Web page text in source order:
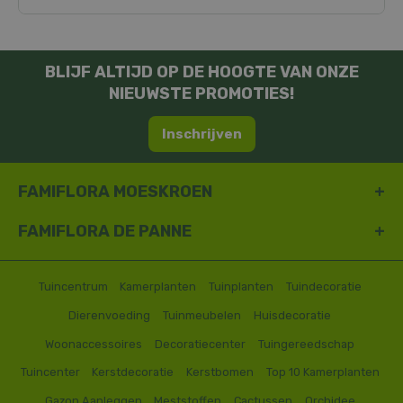
BLIJF ALTIJD OP DE HOOGTE VAN ONZE
NIEUWSTE PROMOTIES!
Inschrijven
FAMIFLORA MOESKROEN
FAMIFLORA DE PANNE
Tuincentrum Kamerplanten Tuinplanten Tuindecoratie
Dierenvoeding Tuinmeubelen Huisdecoratie
Woonaccessoires Decoratiecenter Tuingereedschap
Tuincenter Kerstdecoratie Kerstbomen Top 10 Kamerplanten